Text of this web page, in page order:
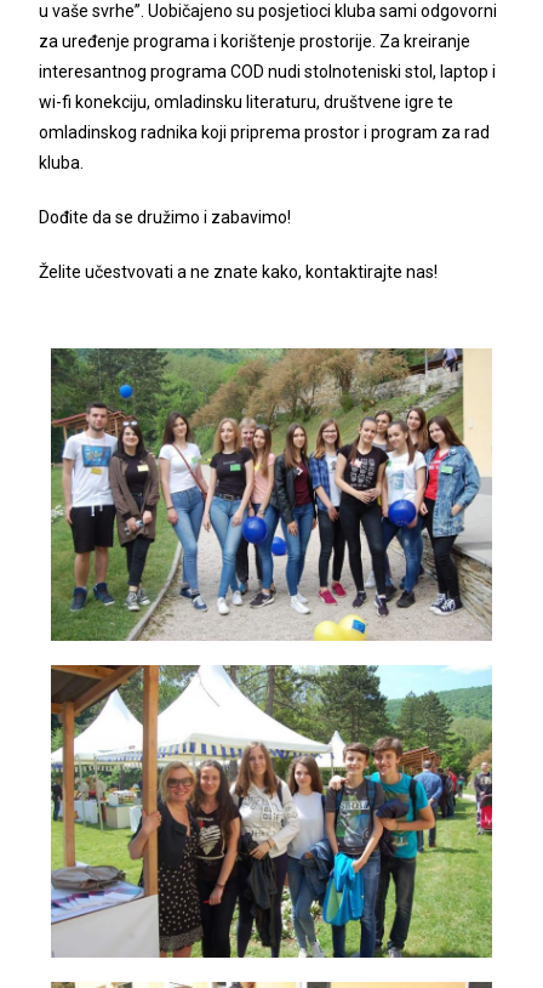
u vaše svrhe”. Uobičajeno su posjetioci kluba sami odgovorni
za uređenje programa i korištenje prostorije. Za kreiranje
interesantnog programa COD nudi stolnoteniski stol, laptop i
wi-fi konekciju, omladinsku literaturu, društvene igre te
omladinskog radnika koji priprema prostor i program za rad
kluba.
Dođite da se družimo i zabavimo!
Želite učestvovati a ne znate kako, kontaktirajte nas!